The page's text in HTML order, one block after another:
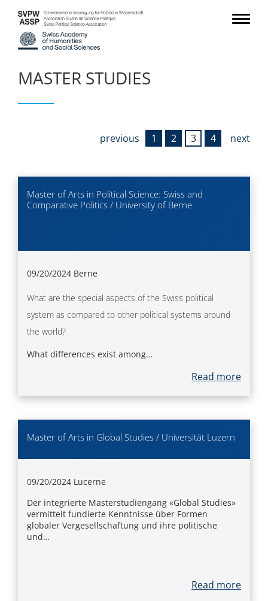
MASTER STUDIES
previous 1 2 3 4 next
Master of Arts in Political Science: Swiss and
Comparative Politics / University of Berne
09/20/2024 Berne
What are the special aspects of the Swiss political
system as compared to other political systems around
the world?
What differences exist among…
Read more
Master of Arts in Global Studies / Universität Luzern
09/20/2024 Lucerne
Der integrierte Masterstudiengang «Global Studies»
vermittelt fundierte Kenntnisse über Formen
globaler Vergesellschaftung und ihre politische
und…
Read more